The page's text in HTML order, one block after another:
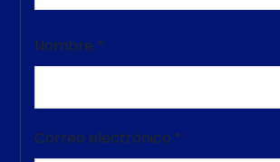
Nombre *
Correo electrónico *